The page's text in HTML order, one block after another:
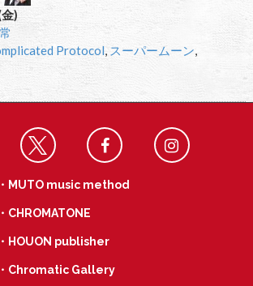
)
Protocol, スーパームーン
・MUTO music method
・CHROMATONE
・HOUON publisher
・Chromatic Gallery